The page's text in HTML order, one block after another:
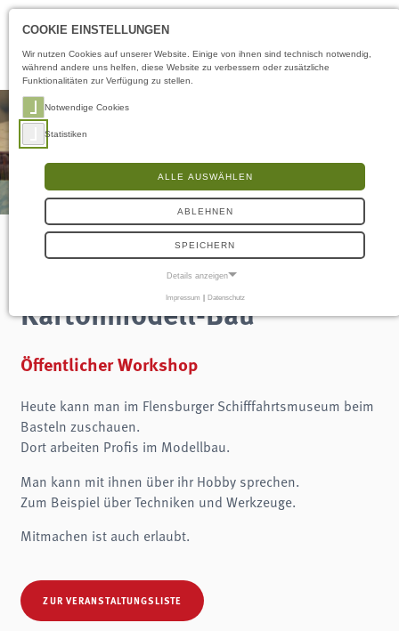
Öffnungszeiten
Basteltreffen:
Kartonmodell-Bau
Öffentlicher Workshop
Heute kann man im Flensburger Schifffahrtsmuseum beim
Basteln zuschauen.
Dort arbeiten Profis im Modellbau.
Man kann mit ihnen über ihr Hobby sprechen.
Zum Beispiel über Techniken und Werkzeuge.
Mitmachen ist auch erlaubt.
ZUR VERANSTALTUNGSLISTE
COOKIE EINSTELLUNGEN
Wir nutzen Cookies auf unserer Website. Einige von ihnen sind technisch notwendig,
während andere uns helfen, diese Website zu verbessern oder zusätzliche
Funktionalitäten zur Verfügung zu stellen.
Notwendige Cookies
Statistiken
ALLE AUSWÄHLEN
ABLEHNEN
SPEICHERN
Details anzeigen
Notwendige Cookies ermöglichen grundlegende Funktionen und sind für die
Frontend User
Name:
fe_typo3_user
Anbieter:
museen-flensburg.de
Zweck:
Session
Impressum | Datenschutz